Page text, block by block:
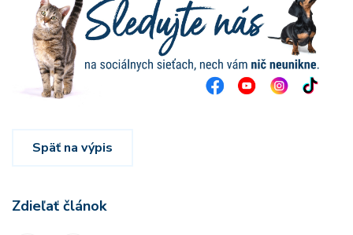
Späť na výpis
Zdieľať článok